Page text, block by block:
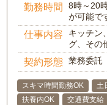
勤務時間
8時～20
が可能で
仕事内容
キッチン
グ、その
契約形態 業務委託
スキマ時間勤務OK 土
扶養内OK
交通費支給